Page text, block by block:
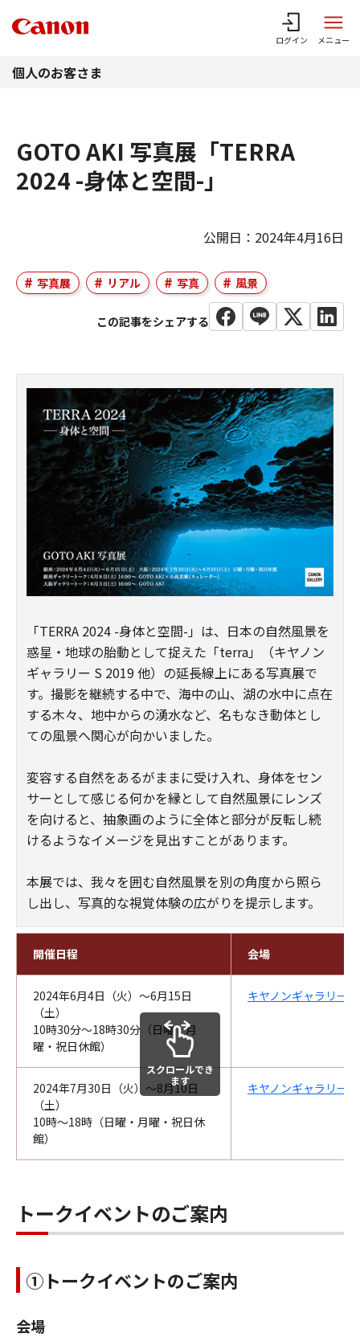
ログイン メニュー
個人のお客さま
GOTO AKI 写真展「TERRA
2024 -身体と空間-」
公開日：2024年4月16日
写真展 リアル 写真 風景
「TERRA 2024 -身体と空間-」は、日本の自然風景を
惑星・地球の胎動として捉えた「terra」（キヤノン
ギャラリー S 2019 他）の延長線上にある写真展で
す。撮影を継続する中で、海中の山、湖の水中に点在
する木々、地中からの湧水など、名もなき動体とし
ての風景へ関心が向かいました。
変容する自然をあるがままに受け入れ、身体をセン
サーとして感じる何かを縁として自然風景にレンズ
を向けると、抽象画のように全体と部分が反転し続
けるようなイメージを見出すことがあります。
本展では、我々を囲む自然風景を別の角度から照ら
し出し、写真的な視覚体験の広がりを提示します。
開催日程 会場
2024年6月4日（火）～6月15日
（土）
10時30分～18時30分（日曜・月
曜・祝日休館）
キヤノンギャラリー
2024年7月30日（火）～8月10日
（土）
10時～18時（日曜・月曜・祝日休
館）
キヤノンギャラリー
スクロールでき
ます
トークイベントのご案内
①トークイベントのご案内
会場